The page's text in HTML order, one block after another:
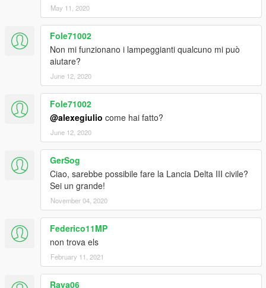
May 11, 2020
Fole71002
Non mi funzionano i lampeggianti qualcuno mi può
aiutare?
June 12, 2020
Fole71002
@alexegiulio come hai fatto?
June 12, 2020
GerSog
Ciao, sarebbe possibile fare la Lancia Delta III civile?
Sei un grande!
November 04, 2020
Federico11MP
non trova els
February 11, 2021
Rava06